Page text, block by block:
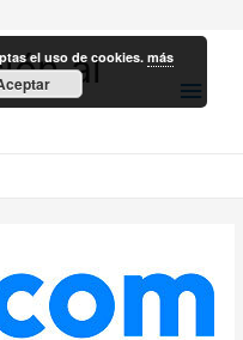
al
el uso de cookies.más